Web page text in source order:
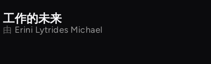
工作的未来
由 Erini Lytrides Michael